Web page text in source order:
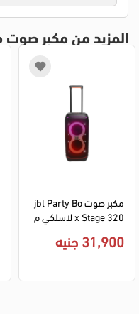
المزيد من مكبر
مكبر صوت jbl Party Bo
x Stage 320 لاسلكي م
B، أسود، JBLPBSTAGE31,900 جنيه